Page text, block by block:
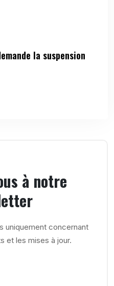
la suspension
à notre
uniquement concernant
et les mises à jour.